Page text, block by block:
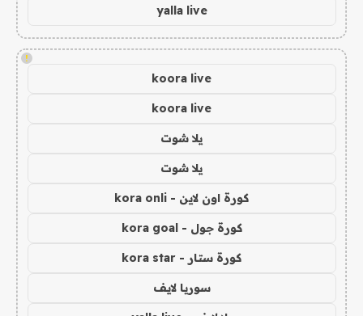
yalla live
!
koora live
koora live
يلا شوت
يلا شوت
كورة اون لاين - kora onli
كورة جول - kora goal
كورة ستار - kora star
سوريا لايف